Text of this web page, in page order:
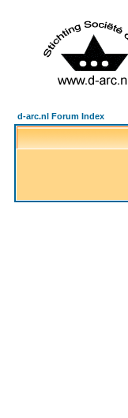
d-arc.nl Forum Index